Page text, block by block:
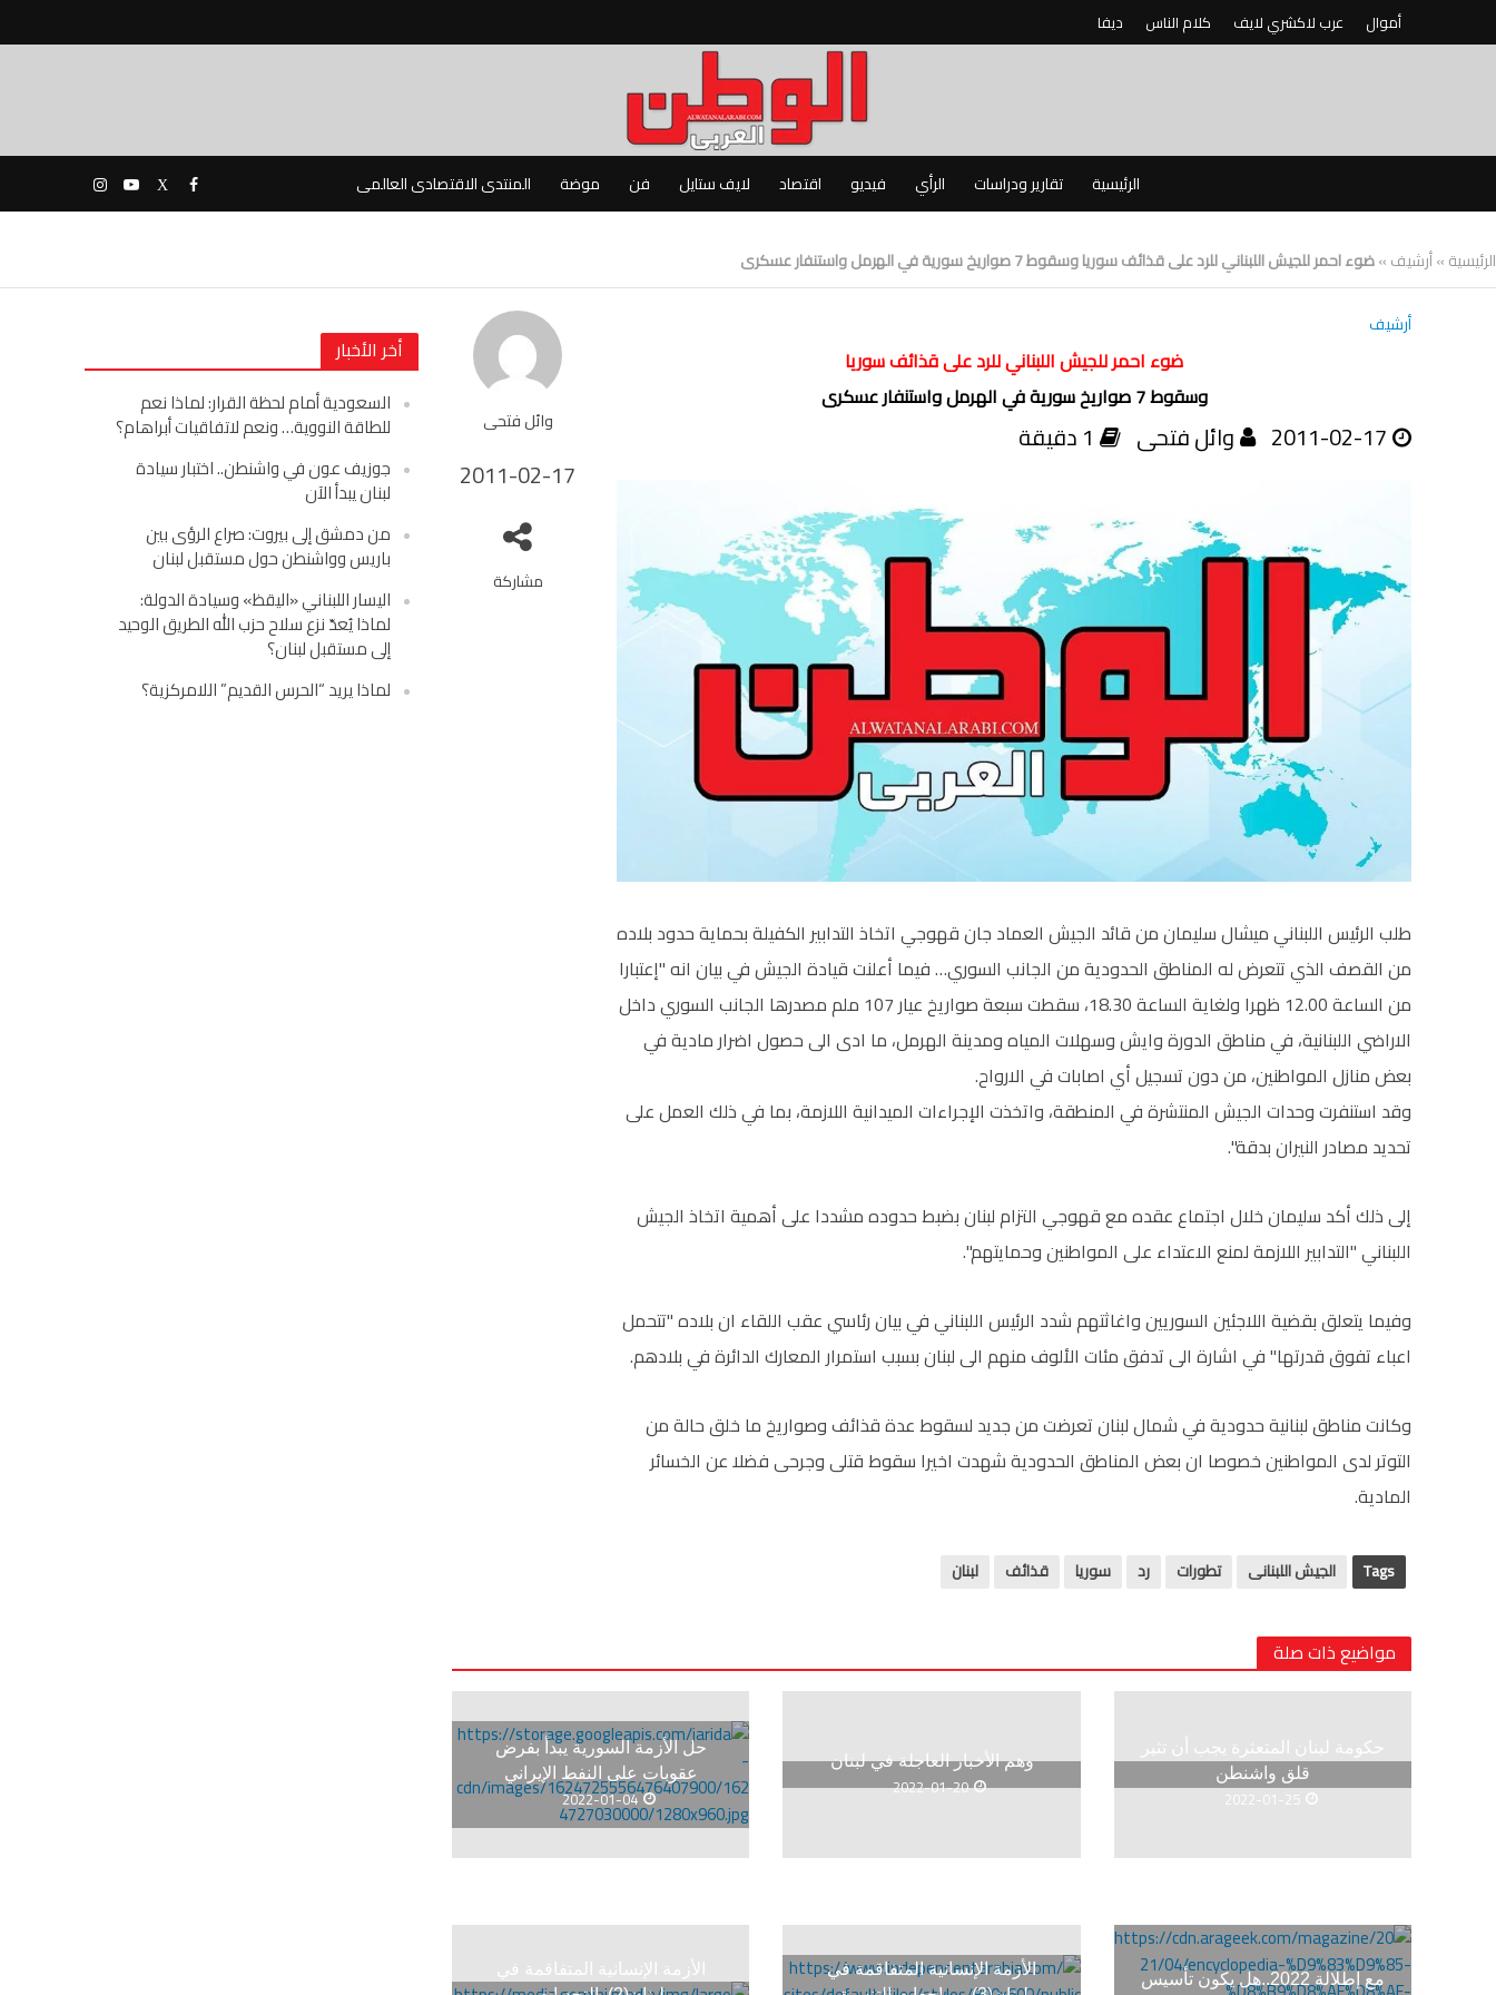
أموال عرب لاكشري لايف كلام الناس ديفا
الرئيسية تقارير ودراسات الرأي فيديو اقتصاد لايف ستايل فن موضة المنتدى الاقتصادى العالمى
الرئيسية»أرشيف»ضوء احمر للجيش اللبناني للرد على قذائف سوريا وسقوط 7 صواريخ سورية في الهرمل واستنفار عسكرى
أخر الأخبار
السعودية أمام لحظة القرار: لماذا نعم
للطاقة النووية… ونعم لاتفاقيات أبراهام؟
جوزيف عون في واشنطن.. اختبار سيادة
لبنان يبدأ الآن
من دمشق إلى بيروت: صراع الرؤى بين
باريس وواشنطن حول مستقبل لبنان
اليسار اللبناني «اليقظ» وسيادة الدولة:
لماذا يُعدّ نزع سلاح حزب الله الطريق الوحيد
إلى مستقبل لبنان؟
لماذا يريد “الحرس القديم” اللامركزية؟
وائل فتحى
2011-02-17
مشاركة
أرشيف
ضوء احمر للجيش اللبناني للرد على قذائف سوريا
وسقوط 7 صواريخ سورية في الهرمل واستنفار عسكرى
2011-02-17 وائل فتحى 1 دقيقة
طلب الرئيس اللبناني ميشال سليمان من قائد الجيش العماد جان قهوجي اتخاذ التدابير الكفيلة بحماية حدود بلاده
من القصف الذي تتعرض له المناطق الحدودية من الجانب السوري… فيما أعلنت قيادة الجيش في بيان انه "إعتبارا
من الساعة 12.00 ظهرا ولغاية الساعة 18.30، سقطت سبعة صواريخ عيار 107 ملم مصدرها الجانب السوري داخل
الاراضي اللبنانية، في مناطق الدورة وايش وسهلات المياه ومدينة الهرمل، ما ادى الى حصول اضرار مادية في
بعض منازل المواطنين، من دون تسجيل أي اصابات في الارواح.
وقد استنفرت وحدات الجيش المنتشرة في المنطقة، واتخذت الإجراءات الميدانية اللازمة، بما في ذلك العمل على
تحديد مصادر النيران بدقة".
إلى ذلك أكد سليمان خلال اجتماع عقده مع قهوجي التزام لبنان بضبط حدوده مشددا على أهمية اتخاذ الجيش
اللبناني "التدابير اللازمة لمنع الاعتداء على المواطنين وحمايتهم".
وفيما يتعلق بقضية اللاجئين السوريين واغاثتهم شدد الرئيس اللبناني في بيان رئاسي عقب اللقاء ان بلاده "تتحمل
اعباء تفوق قدرتها" في اشارة الى تدفق مئات الألوف منهم الى لبنان بسبب استمرار المعارك الدائرة في بلادهم.
وكانت مناطق لبنانية حدودية في شمال لبنان تعرضت من جديد لسقوط عدة قذائف وصواريخ ما خلق حالة من
التوتر لدى المواطنين خصوصا ان بعض المناطق الحدودية شهدت اخيرا سقوط قتلى وجرحى فضلا عن الخسائر
المادية.
Tags الجيش اللبنانى تطورات رد سوريا قذائف لبنان
مواضيع ذات صلة
حكومة لبنان المتعثرة يجب أن تثير
قلق واشنطن
2022-01-25
وهم الأخبار العاجلة في لبنان
2022-01-20
حل الأزمة السورية يبدأ بفرض
عقوبات على النفط الإيراني
2022-01-04
مع إطلالة 2022..هل يكون تأسيس
الأزمة الإنسانية المتفاقمة في
الأزمة الإنسانية المتفاقمة في